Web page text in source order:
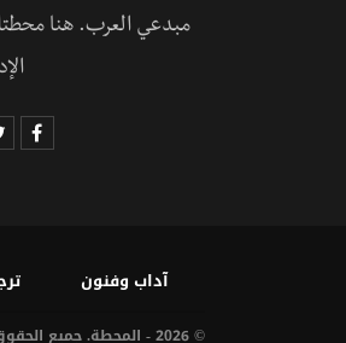
مبدعي العرب. هنا
آداب وفنون
© 2026 - المحطة. جميع الحقوق محفوظة. موقع المحطة يعمل على سيرفرات